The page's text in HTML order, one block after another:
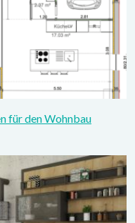
für den Wohnbau